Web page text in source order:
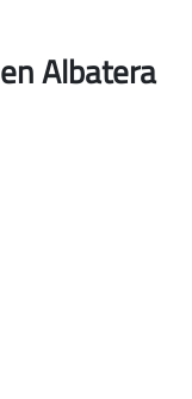
Albatera